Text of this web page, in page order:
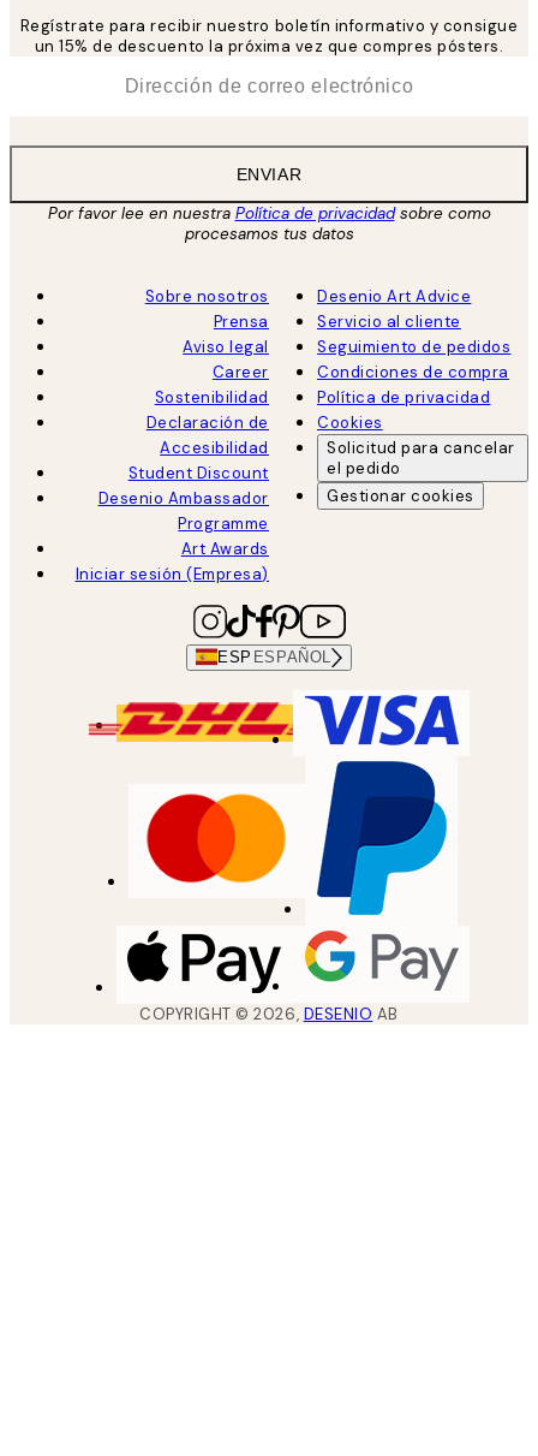
Regístrate para recibir nuestro boletín informativo y consigue
un 15% de descuento la próxima vez que compres pósters.
ENVIAR
Por favor lee en nuestra Política de privacidadsobre como
procesamos tus datos
Sobre nosotros
Prensa
Aviso legal
Career
Sostenibilidad
Declaración de
Accesibilidad
Student Discount
Desenio Ambassador
Programme
Art Awards
Iniciar sesión (Empresa)
Desenio Art Advice
Servicio al cliente
Seguimiento de pedidos
Condiciones de compra
Política de privacidad
Cookies
Solicitud para cancelar
el pedido
Gestionar cookies
ESP ESPAÑOL
COPYRIGHT ©2026, DESENIO AB